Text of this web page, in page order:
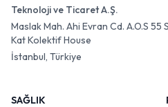
Teknoloji ve Ticaret A.Ş.
Maslak Mah. Ahi Evran Cd. A.O.S
Kat Kolektif House
İstanbul, Türkiye
SAĞLIK